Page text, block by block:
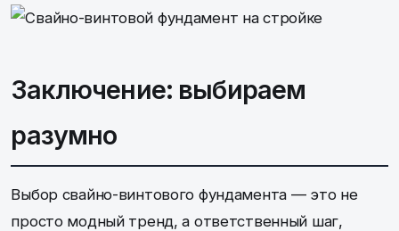
Заключение: выбираем
разумно
Выбор свайно-винтового фундамента — это не
просто модный тренд, а ответственный шаг,